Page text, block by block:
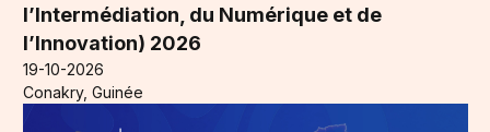
l’Intermédiation, du Numérique et de
l’Innovation) 2026
19-10-2026
Conakry, Guinée